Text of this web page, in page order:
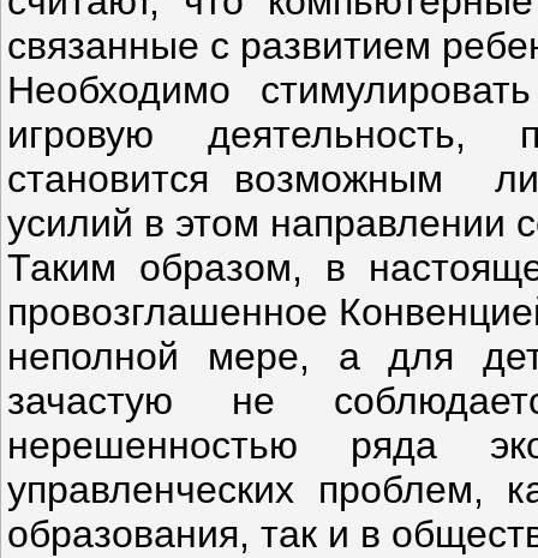
связанные с развитием
Необходимо
игровую деятельность,
становится возможным
усилий в этом направлении
Таким образом, в
провозглашенное
неполной мере, а для
зачастую не
нерешенностью ряда
управленческих проблем,
образования, так и в